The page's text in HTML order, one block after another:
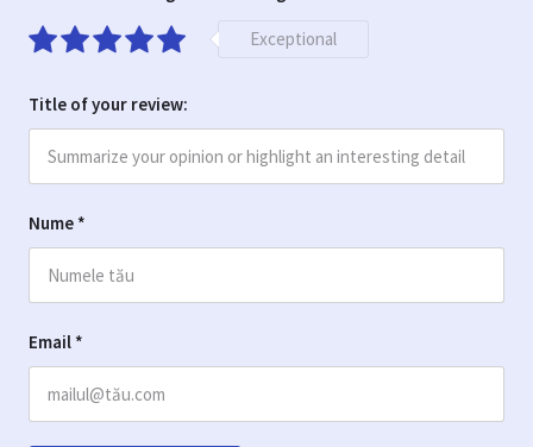
Nume *
Email *
Exceptional
Title of your review: